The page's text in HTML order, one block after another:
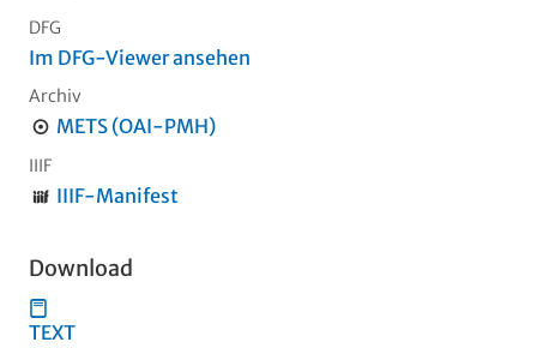
DFG
Im DFG-Viewer ansehen
Archiv
METS (OAI-PMH)
IIIF
IIIF-Manifest
Download
TEXT